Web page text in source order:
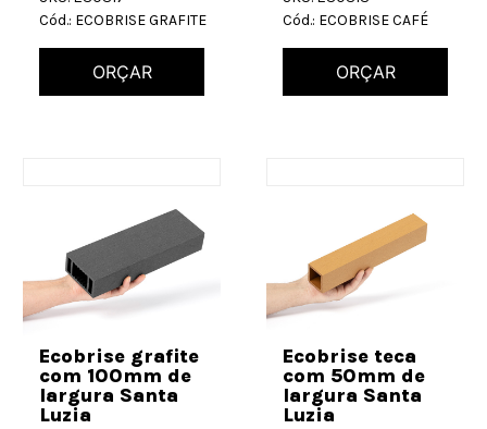
Cód.: ECOBRISE GRAFITE
ORÇAR
Cód.: ECOBRISE CAFÉ
ORÇAR
Ecobrise grafite
com 100mm de
largura Santa
Luzia
Ecobrise teca
com 50mm de
largura Santa
Luzia